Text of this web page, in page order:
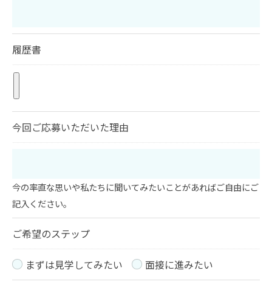
履歴書
今回ご応募いただいた理由
今の率直な思いや私たちに聞いてみたいことがあればご自由にご
記入ください。
ご希望のステップ
まずは見学してみたい 面接に進みたい